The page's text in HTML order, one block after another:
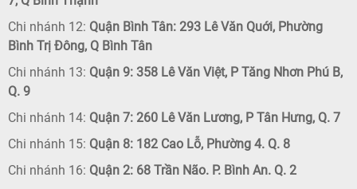
Chi nhánh 12: Quận Bình Tân: 293 Lê Văn Quới, Phường
Bình Trị Đông, Q Bình Tân
Chi nhánh 13: Quận 9: 358 Lê Văn Việt, P Tăng Nhơn Phú B,
Q. 9
Chi nhánh 14: Quận 7: 260 Lê Văn Lương, P Tân Hưng, Q. 7
Chi nhánh 15: Quận 8: 182 Cao Lỗ, Phường 4. Q. 8
Chi nhánh 16: Quận 2: 68 Trần Não. P. Bình An. Q. 2